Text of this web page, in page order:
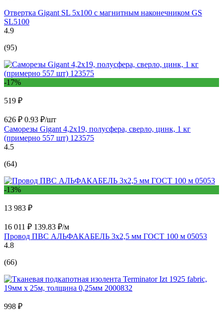
Отвертка Gigant SL 5x100 с магнитным наконечником GS
SL5100
4.9
(95)
-17%
519 ₽
626 ₽ 0.93 ₽/шт
Саморезы Gigant 4,2x19, полусфера, сверло, цинк, 1 кг
(примерно 557 шт) 123575
4.5
(64)
-13%
13 983 ₽
16 011 ₽ 139.83 ₽/м
Провод ПВС АЛЬФАКАБЕЛЬ 3х2,5 мм ГОСТ 100 м 05053
4.8
(66)
998 ₽